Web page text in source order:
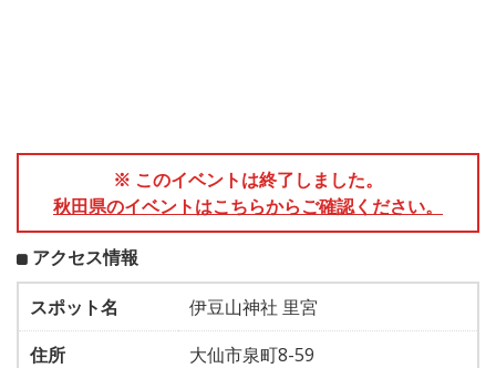
※ このイベントは終了しました。
秋田県のイベントはこちらからご確認ください。
アクセス情報
スポット名
伊豆山神社 里宮
住所
大仙市泉町8-59